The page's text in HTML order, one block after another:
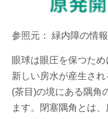
参照元： 緑内障の情
眼球は眼圧を保つため
新しい房水が産生さ
(茶目)の境にある隅角
ます。閉塞隅角とは